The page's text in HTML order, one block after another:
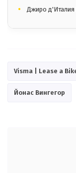
Джиро д'Италия
Visma | Lease a
Йонас Вингегор